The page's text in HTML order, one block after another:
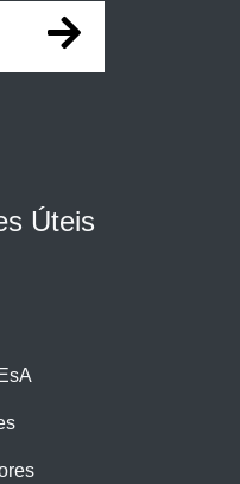
Úteis